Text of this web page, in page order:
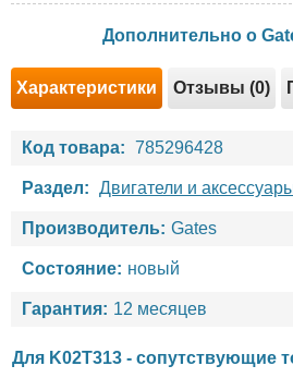
Дополнительно о
Характеристики Отзывы (0)
Код товара: 785296428
Раздел: Двигатели и
Производитель: Gates
Состояние: новый
Гарантия: 12 месяцев
Для K02T313 - сопутствующие